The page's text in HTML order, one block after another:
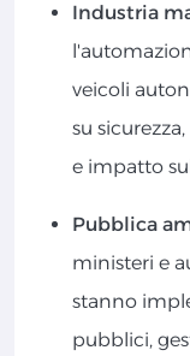
Industria
veicoli
su
e impatto
Pubblica
ministeri e
stanno
pubblici,